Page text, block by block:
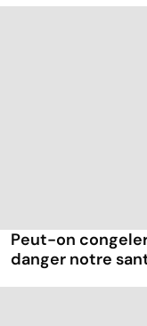
Peut-on
danger notre